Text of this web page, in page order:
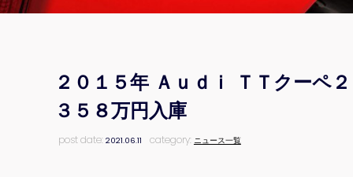
２０１５年 Ａｕｄｉ ＴＴクー
３５８万円入庫
post date:2021.06.11 category: ニュース一覧